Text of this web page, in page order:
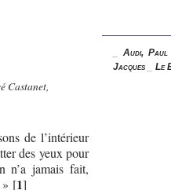
Castanet,
de l’intérieur
des yeux pour
n’a jamais fait,
[1]
Audi, Paul
Jacques_ Le